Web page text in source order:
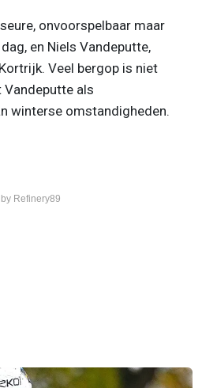
onvoorspelbaar maar
en Niels Vandeputte,
Veel bergop is niet
Vandeputte als
winterse omstandigheden.
Refinery89